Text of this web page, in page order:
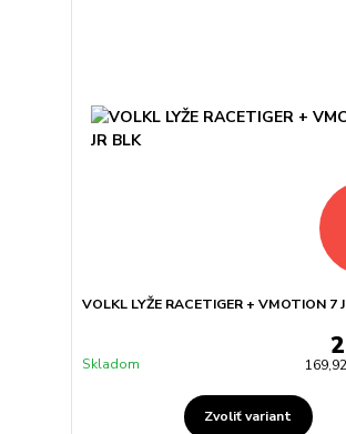
VOLKL LYŽE RACETIGER + VMOTION 7
Skladom
Zvoliť variant